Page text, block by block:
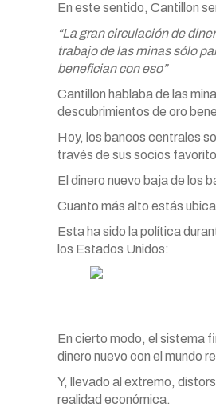
En este sentido, Cantillon
“La gran circulación de
trabajo de las minas sólo
benefician con eso”
Cantillon hablaba de las
descubrimientos de oro
Hoy, los bancos centrales
través de sus socios
El dinero nuevo baja de los
Cuanto más alto estás
Esta ha sido la política
los Estados Unidos:
En cierto modo, el sistema
dinero nuevo con el mundo
Y, llevado al extremo,
realidad económica.